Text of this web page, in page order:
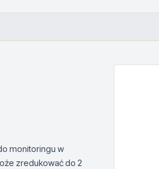
monitoringu w
zredukować do 2